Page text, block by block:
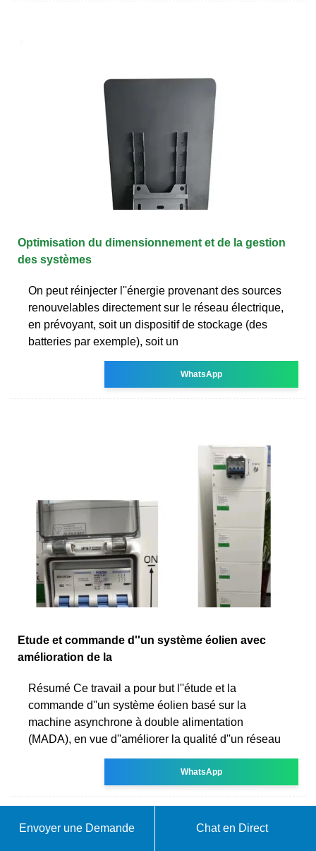
Optimisation du dimensionnement et de la gestion
des systèmes
On peut réinjecter l''énergie provenant des sources
renouvelables directement sur le réseau électrique,
en prévoyant, soit un dispositif de stockage (des
batteries par exemple), soit un
WhatsApp
Etude et commande d''un système éolien avec
amélioration de la
Résumé Ce travail a pour but l''étude et la
commande d''un système éolien basé sur la
machine asynchrone à double alimentation
(MADA), en vue d''améliorer la qualité d''un réseau
WhatsApp
Envoyer une Demande Chat en Direct